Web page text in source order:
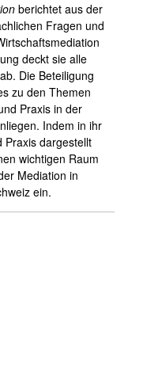
berichtet aus der
Fragen und
deckt sie alle
Die Beteiligung
zu den Themen
Praxis in der
Indem in ihr
Praxis dargestellt
wichtigen Raum
Mediation in
ein.